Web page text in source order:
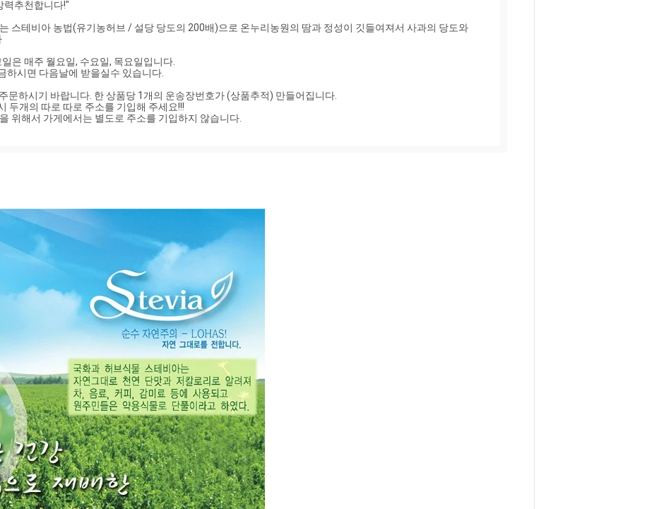
스테비아 농법(유기농허브 / 설당 당도의 200배)으로 온누리농원의 땀과 정성이 깃들여져서 사과의 당도와
은 매주 월요일, 수요일, 목요일입니다.
하시기 바랍니다. 한 상품당 1개의 운송장번호가 (상품추적) 만들어집니다.
배송을 위해서 가게에서는 별도로 주소를 기입하지 않습니다.